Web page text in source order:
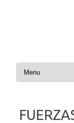
Saltar al contenido